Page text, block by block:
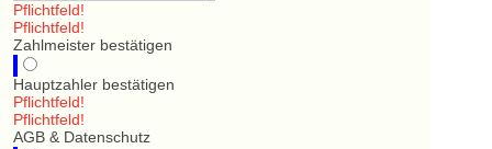
Pflichtfeld!
Pflichtfeld!
Zahlmeister bestätigen
Hauptzahler bestätigen
Pflichtfeld!
Pflichtfeld!
AGB & Datenschutz